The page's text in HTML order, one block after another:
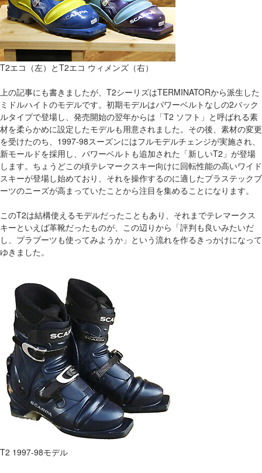
T2エコ（左）とT2エコ ウィメンズ（右）
上の記事にも書きましたが、T2シーリズはTERMINATORから派生した
ミドルハイトのモデルです。初期モデルはパワーベルトなしの2バック
ルタイプで登場し、発売開始の翌年からは「T2 ソフト」と呼ばれる素
材を柔らかめに設定したモデルも用意されました。その後、素材の変更
を受けたのち、1997-98スーズンにはフルモデルチェンジが実施され、
新モールドを採用し、パワーベルトも追加された「新しいT2」が登場
します。ちょうどこの頃テレマークスキー向けに回転性能の高いワイド
スキーが登場し始めており、それを操作するのに適したプラステックブ
ーツのニーズが高まっていたことから注目を集めることになります。
このT2は結構使えるモデルだったこともあり、それまでテレマークス
キーといえば革靴だったものが、この辺りから「評判も良いみたいだ
し、プラブーツも使ってみようか」という流れを作るきっかけになって
ゆきました。
T2 1997-98モデル